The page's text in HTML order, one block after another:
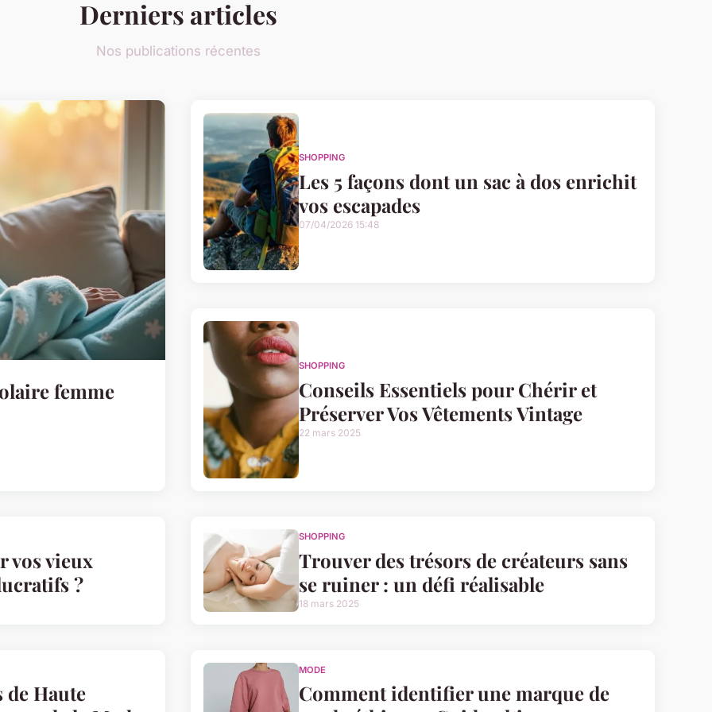
Derniers articles
Nos publications récentes
femme
SHOPPING
Les 5 façons dont un sac à dos enrichit
vos escapades
07/04/2026 15:48
SHOPPING
Conseils Essentiels pour Chérir et
Préserver Vos Vêtements Vintage
22 mars 2025
vos vieux
?
SHOPPING
Trouver des trésors de créateurs sans
se ruiner : un défi réalisable
18 mars 2025
de Haute
MODE
Comment identifier une marque de